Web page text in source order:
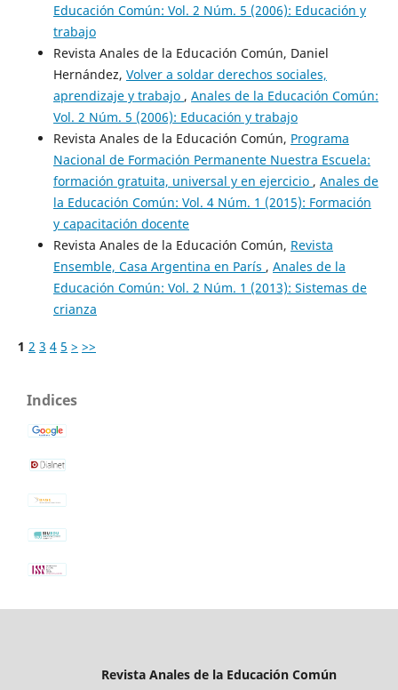
Educación Común: Vol. 2 Núm. 5 (2006): Educación y
trabajo
Revista Anales de la Educación Común, Daniel
Hernández, Volver a soldar derechos sociales,
aprendizaje y trabajo , Anales de la Educación Común:
Vol. 2 Núm. 5 (2006): Educación y trabajo
Revista Anales de la Educación Común, Programa
Nacional de Formación Permanente Nuestra Escuela:
formación gratuita, universal y en ejercicio , Anales de
la Educación Común: Vol. 4 Núm. 1 (2015): Formación
y capacitación docente
Revista Anales de la Educación Común, Revista
Ensemble, Casa Argentina en París , Anales de la
Educación Común: Vol. 2 Núm. 1 (2013): Sistemas de
crianza
1 2 3 4 5 > >>
Indices
Revista Anales de la Educación Común